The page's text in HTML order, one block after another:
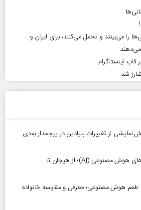
را می‌بینند و تحمل می‌کنند، برای ایران و
می‌دهند
اینستاگرام
شد
اولترا؛ پیش‌نمایشی از تغییرات بنیادین در پرچمدار بعدی
رشد خیره‌کننده بازار توکن‌های هوش مصنوعی (AI)؛ از هیجان تا
طعم هوش مصنوعی؛ معرفی و مقایسه خانواده